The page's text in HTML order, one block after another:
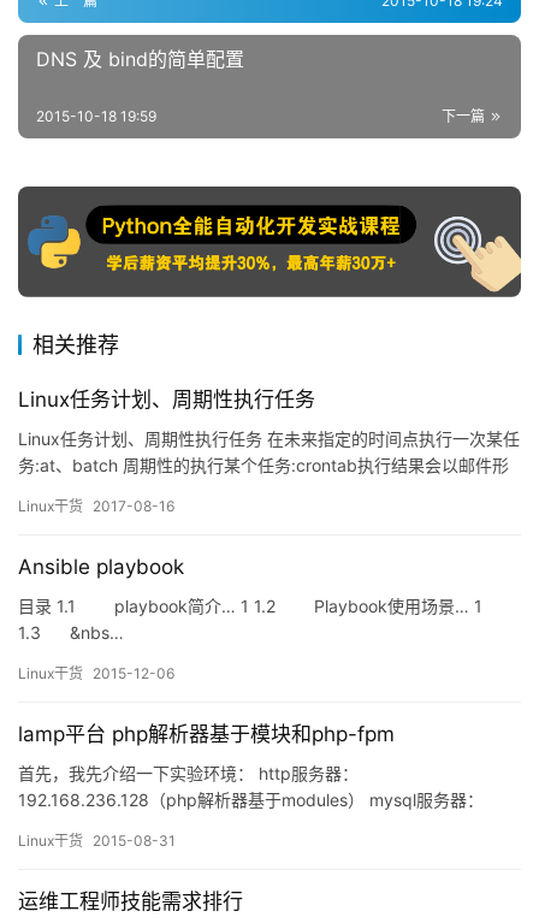
DNS 及 bind的简单配置
下一篇
2015-10-18 19:59
相关推荐
Linux任务计划、周期性执行任务
Linux任务计划、周期性执行任务 在未来指定的时间点执行一次某任
务:at、batch 周期性的执行某个任务:crontab执行结果会以邮件形
mail [-s ‘邮件名’]+ USERNAME 邮件文件的生成： (1) 交互式输
Linux干货 2017-08-16
Ansible playbook
目录 1.1 playbook简介… 1 1.2 Playbook使用场景… 1
1.3 &nbs…
Linux干货 2015-12-06
lamp平台 php解析器基于模块和php-fpm
首先，我先介绍一下实验环境： http服务器：
192.168.236.128（php解析器基于modules） mysql服务器：
由于http依赖于apr apr-util这两个包，但是我们系统上的rpm包版
还要…
Linux干货 2015-08-31
运维工程师技能需求排行